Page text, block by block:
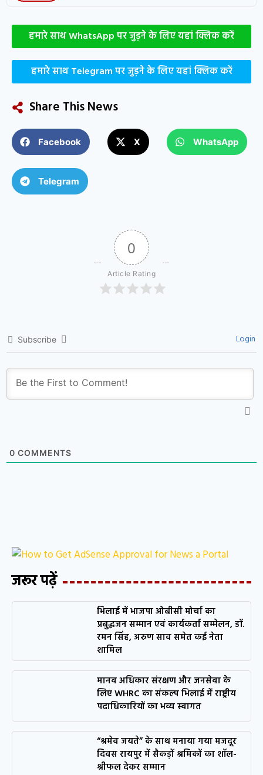
हमारे साथ WhatsApp पर जुड़ने के लिए यहां क्लिक करें
हमारे साथ Telegram पर जुड़ने के लिए यहां क्लिक करें
Share This News
Facebook X WhatsApp
Telegram
0
Article Rating
Subscribe Login
0 COMMENTS
जरूर पढ़ें
भिलाई में भाजपा ओबीसी मोर्चा का
प्रबुद्धजन सम्मान एवं कार्यकर्ता सम्मेलन, डॉ.
रमन सिंह, अरुण साव समेत कई नेता
शामिल
मानव अधिकार संरक्षण और जनसेवा के
लिए WHRC का संकल्प भिलाई में राष्ट्रीय
पदाधिकारियों का भव्य स्वागत
“श्रमेव जयते” के साथ मनाया गया मजदूर
दिवस रायपुर में सैकड़ों श्रमिकों का शॉल-
श्रीफल देकर सम्मान